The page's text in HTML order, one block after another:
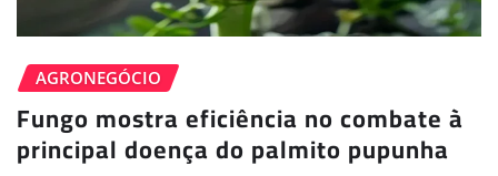
AGRONEGÓCIO
Fungo mostra eficiência no combate à
principal doença do palmito pupunha